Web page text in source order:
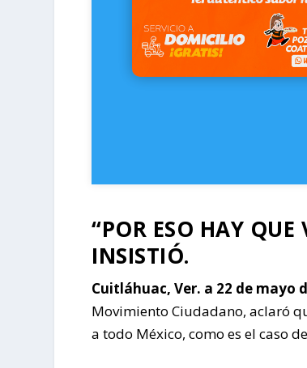
“POR ESO HAY
INSISTIÓ.
Cuitláhuac, Ver. a 22 de mayo
Movimiento Ciudadano, aclaró
a todo México, como es el caso